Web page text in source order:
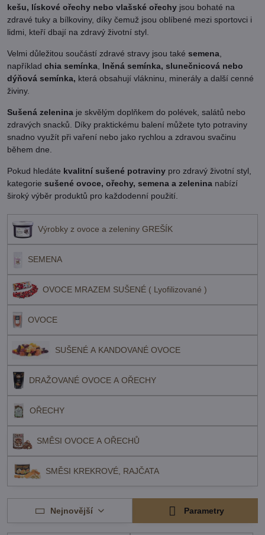
kešu, lískové ořechy nebo vlašské ořechy jsou bohaté na
zdravé tuky a bílkoviny, díky čemuž jsou oblíbené mezi sportovci i
lidmi, kteří dbají na zdravý životní styl.
Velmi důležitou součástí zdravé stravy jsou také semena
například chia semínka lněná semínka, slunečnicová nebo
dýňová semínka, která obsahují vlákninu, minerály a další cenné
živiny.
Sušená zelenina je skvělým doplňkem do polévek, salátů nebo
zdravých snacků. Díky praktickému balení můžete tyto potraviny
snadno využít při vaření nebo jako rychlou a zdravou svačinu
během dne.
Pokud hledáte kvalitní sušené potraviny pro zdravý životní styl,
kategorie sušené ovoce, ořechy, semena a zelenina nabízí
široký výběr produktů pro každodenní použití.
Výrobky z ovoce a zeleniny GREŠÍK
SEMENA
OVOCE MRAZEM SUŠENÉ ( Lyofilizované )
OVOCE
SUŠENÉ A KANDOVANÉ OVOCE
DRAŽOVANÉ OVOCE A OŘECHY
OŘECHY
SMĚSI OVOCE A OŘECHŮ
SMĚSI KREKROVÉ, RAJČATA
Nejnovější Parametry